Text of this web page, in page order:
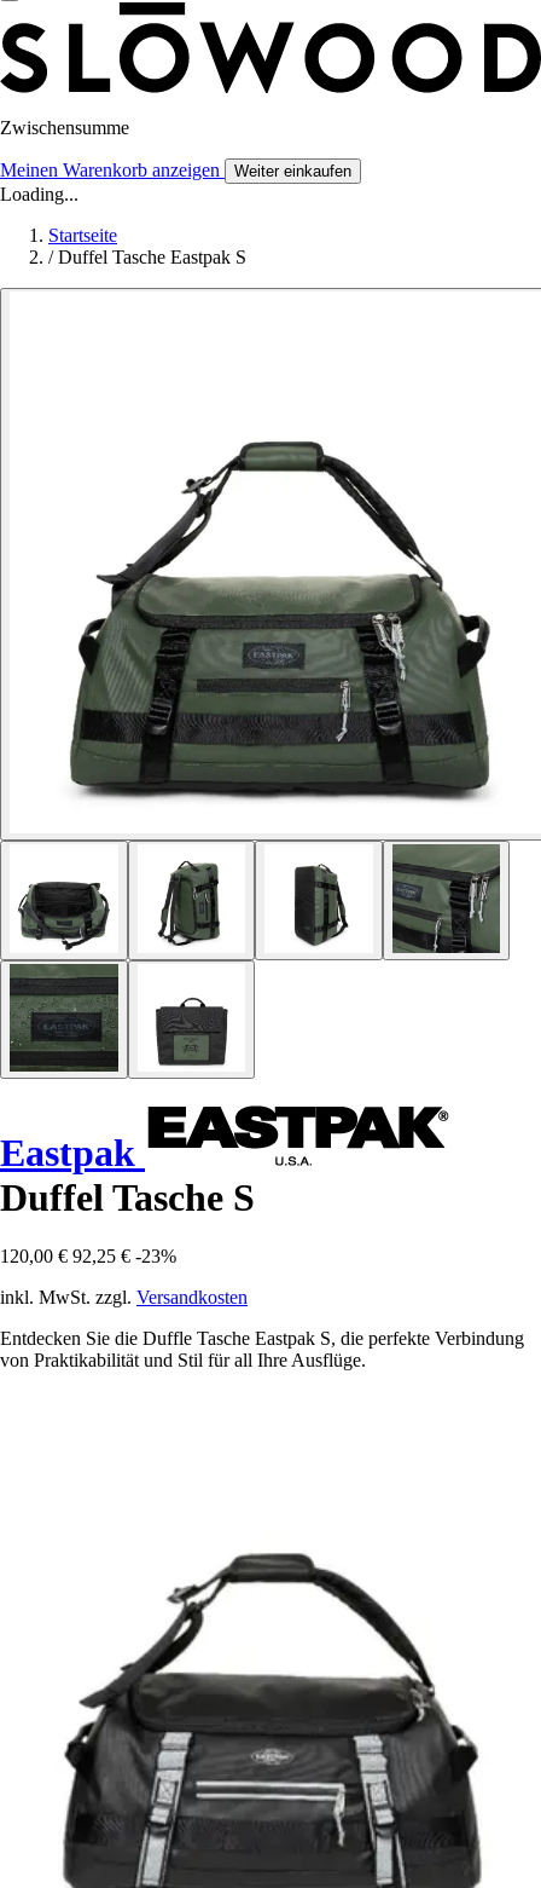
Zwischensumme
Meinen Warenkorb anzeigen Weiter einkaufen
Loading...
Startseite
/ Duffel Tasche Eastpak S
Eastpak
Duffel Tasche S
120,00 € 92,25 € -23%
inkl. MwSt. zzgl. Versandkosten
Entdecken Sie die Duffle Tasche Eastpak S, die perfekte Verbindung
von Praktikabilität und Stil für all Ihre Ausflüge.